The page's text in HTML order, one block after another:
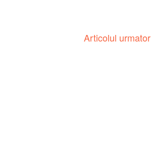
Articolul urmator